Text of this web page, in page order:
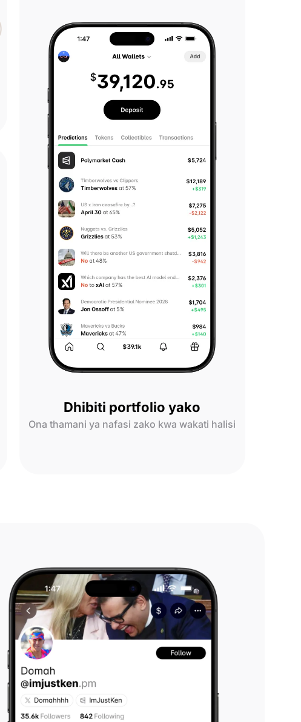
Dhibiti portfolio yako
Ona thamani ya nafasi zako kwa wakati halisi